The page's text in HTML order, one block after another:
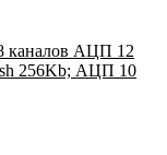
каналов АЦП 12
256Kb; АЦП 10